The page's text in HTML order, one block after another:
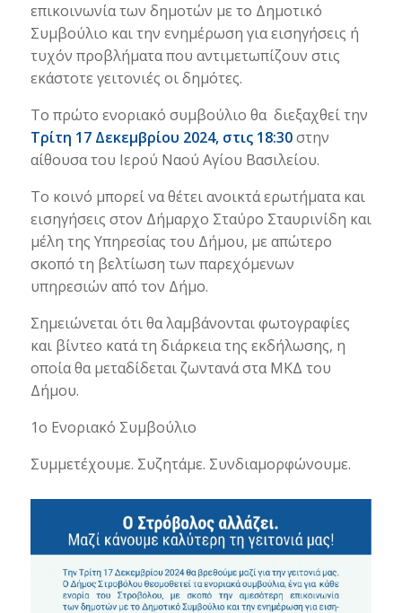
επικοινωνία των δημοτών με το Δημοτικό
Συμβούλιο και την ενημέρωση για εισηγήσεις ή
τυχόν προβλήματα που αντιμετωπίζουν στις
εκάστοτε γειτονιές οι δημότες.
Το πρώτο ενοριακό συμβούλιο θα διεξαχθεί την
Τρίτη 17 Δεκεμβρίου 2024, στις 18:30στην
αίθουσα του Ιερού Ναού Αγίου Βασιλείου.
Το κοινό μπορεί να θέτει ανοικτά ερωτήματα και
εισηγήσεις στον Δήμαρχο Σταύρο Σταυρινίδη και
μέλη της Υπηρεσίας του Δήμου, με απώτερο
σκοπό τη βελτίωση των παρεχόμενων
υπηρεσιών από τον Δήμο.
Σημειώνεται ότι θα λαμβάνονται φωτογραφίες
και βίντεο κατά τη διάρκεια της εκδήλωσης, η
οποία θα μεταδίδεται ζωντανά στα ΜΚΔ του
Δήμου.
1ο Ενοριακό Συμβούλιο
Συμμετέχουμε. Συζητάμε. Συνδιαμορφώνουμε.